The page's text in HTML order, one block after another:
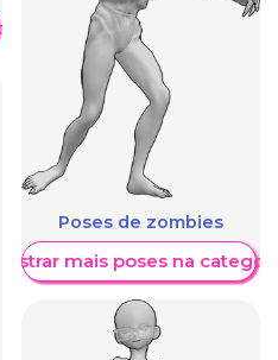
Poses de zombies
Mostrar mais poses na